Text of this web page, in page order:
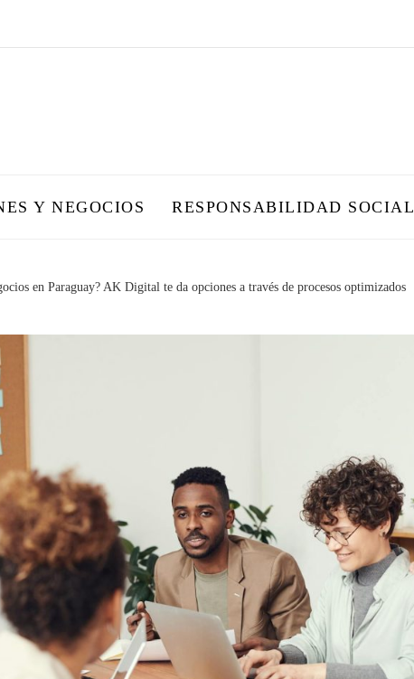
Y NEGOCIOS RESPONSABILIDAD SOCIAL
en Paraguay? AK Digital te da opciones a través de procesos optimizados